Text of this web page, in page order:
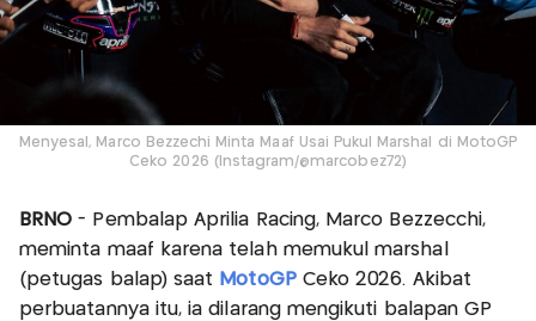
Menyesal, Marco Bezzechi Minta Maaf Usai Pukul Marshal di MotoGP
Ceko 2026 (Instagram/@marcobez72)
BRNO - Pembalap Aprilia Racing, Marco Bezzecchi,
meminta maaf karena telah memukul marshal
(petugas balap) saat MotoGPCeko 2026. Akibat
perbuatannya itu, ia dilarang mengikuti balapan GP